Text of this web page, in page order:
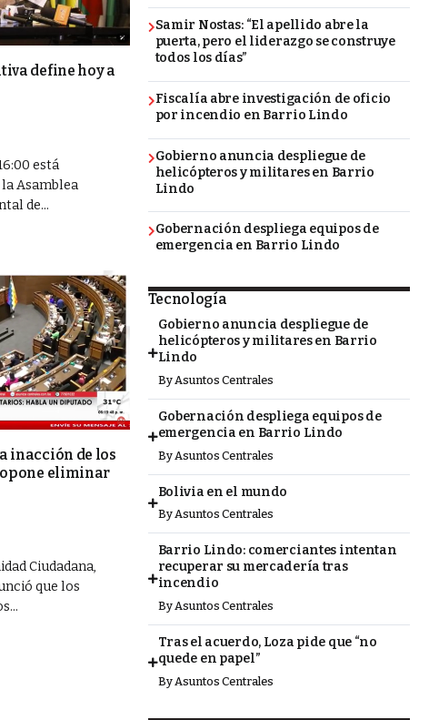
define hoy a
está
Asamblea
de...
inacción de los
eliminar
Ciudadana,
que los
Samir Nostas: “El apellido abre la
puerta, pero el liderazgo se construye
todos los días”
Fiscalía abre investigación de oficio
por incendio en Barrio Lindo
Gobierno anuncia despliegue de
helicópteros y militares en Barrio
Lindo
Gobernación despliega equipos de
emergencia en Barrio Lindo
Tecnología
Gobierno anuncia despliegue de
helicópteros y militares en Barrio
Lindo
By Asuntos Centrales
Gobernación despliega equipos de
emergencia en Barrio Lindo
By Asuntos Centrales
Bolivia en el mundo
ByAsuntos Centrales
Barrio Lindo: comerciantes intentan
recuperar su mercadería tras
incendio
By Asuntos Centrales
Tras el acuerdo, Loza pide que “no
quede en papel”
By Asuntos Centrales